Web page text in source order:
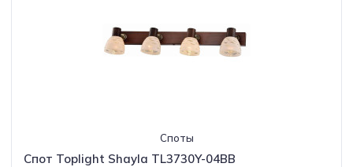
Споты
Спот Toplight Shayla TL3730Y-04BB